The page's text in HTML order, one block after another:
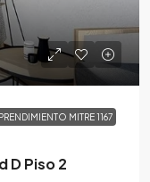
MITRE 1167
D Piso 2